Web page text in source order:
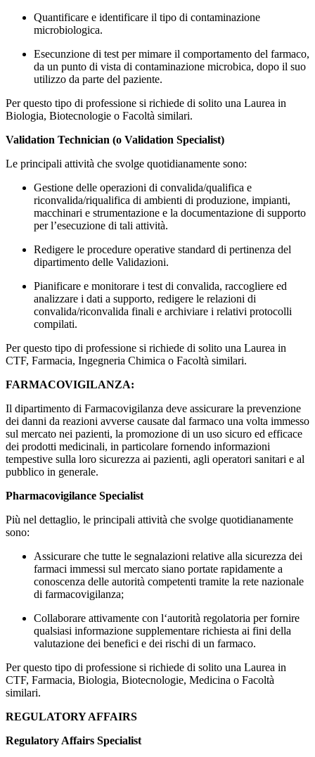
Quantificare e identificare il tipo di contaminazione
microbiologica.
Esecunzione di test per mimare il comportamento del farmaco,
da un punto di vista di contaminazione microbica, dopo il suo
utilizzo da parte del paziente.
Per questo tipo di professione si richiede di solito una Laurea in
Biologia, Biotecnologie o Facoltà similari.
Validation Technician (o Validation Specialist)
Le principali attività che svolge quotidianamente sono:
Gestione delle operazioni di convalida/qualifica e
riconvalida/riqualifica di ambienti di produzione, impianti,
macchinari e strumentazione e la documentazione di supporto
per l’esecuzione di tali attività.
Redigere le procedure operative standard di pertinenza del
dipartimento delle Validazioni.
Pianificare e monitorare i test di convalida, raccogliere ed
analizzare i dati a supporto, redigere le relazioni di
convalida/riconvalida finali e archiviare i relativi protocolli
compilati.
Per questo tipo di professione si richiede di solito una Laurea in
CTF, Farmacia, Ingegneria Chimica o Facoltà similari.
FARMACOVIGILANZA:
Il dipartimento di Farmacovigilanza deve assicurare la prevenzione
dei danni da reazioni avverse causate dal farmaco una volta immesso
sul mercato nei pazienti, la promozione di un uso sicuro ed efficace
dei prodotti medicinali, in particolare fornendo informazioni
tempestive sulla loro sicurezza ai pazienti, agli operatori sanitari e al
pubblico in generale.
Pharmacovigilance Specialist
Più nel dettaglio, le principali attività che svolge quotidianamente
sono:
Assicurare che tutte le segnalazioni relative alla sicurezza dei
farmaci immessi sul mercato siano portate rapidamente a
conoscenza delle autorità competenti tramite la rete nazionale
di farmacovigilanza;
Collaborare attivamente con l‘autorità regolatoria per fornire
qualsiasi informazione supplementare richiesta ai fini della
valutazione dei benefici e dei rischi di un farmaco.
Per questo tipo di professione si richiede di solito una Laurea in
CTF, Farmacia, Biologia, Biotecnologie, Medicina o Facoltà
similari.
REGULATORY AFFAIRS
Regulatory Affairs Specialist